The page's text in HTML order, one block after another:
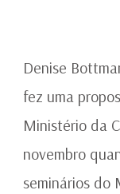
Denise
fez uma
Ministério da
novembro
seminários do